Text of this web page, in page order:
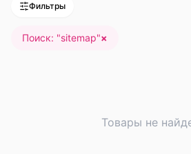
Фильтры
Поиск: "sitemap"×
Товары не